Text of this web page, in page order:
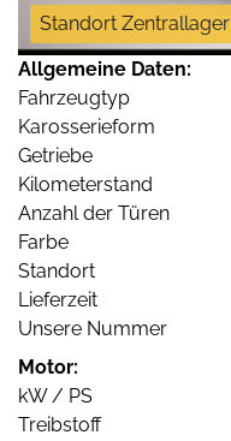
Standort Zentrallager
Allgemeine Daten:
Fahrzeugtyp
Karosserieform
Getriebe
Kilometerstand
Anzahl der Türen
Farbe
Standort
Lieferzeit
Unsere Nummer
Motor:
kW / PS
Treibstoff